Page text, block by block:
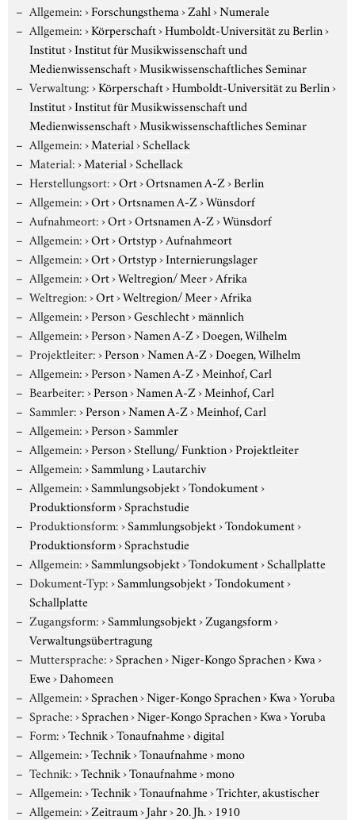
Allgemein:›Forschungsthema›Zahl›Numerale
Allgemein:›Körperschaft›Humboldt-Universität zu Berlin›
Institut›Institut für Musikwissenschaft und
Medienwissenschaft›Musikwissenschaftliches Seminar
Verwaltung:›Körperschaft›Humboldt-Universität zu Berlin›
Institut›Institut für Musikwissenschaft und
Medienwissenschaft›Musikwissenschaftliches Seminar
Allgemein:›Material›Schellack
Material:›Material›Schellack
Herstellungsort:›Ort›Ortsnamen A-Z›Berlin
Allgemein:›Ort›Ortsnamen A-Z›Wünsdorf
Aufnahmeort:›Ort›Ortsnamen A-Z›Wünsdorf
Allgemein:›Ort›Ortstyp›Aufnahmeort
Allgemein:›Ort›Ortstyp›Internierungslager
Allgemein:›Ort›Weltregion/ Meer›Afrika
Weltregion:›Ort›Weltregion/ Meer›Afrika
Allgemein:›Person›Geschlecht›männlich
Allgemein:›Person›Namen A-Z›Doegen, Wilhelm
Projektleiter:›Person›Namen A-Z›Doegen, Wilhelm
Allgemein:›Person›Namen A-Z›Meinhof, Carl
Bearbeiter:›Person›Namen A-Z›Meinhof, Carl
Sammler:›Person›Namen A-Z›Meinhof, Carl
Allgemein:›Person›Sammler
Allgemein:›Person›Stellung/ Funktion›Projektleiter
Allgemein:›Sammlung›Lautarchiv
Allgemein:›Sammlungsobjekt›Tondokument›
Produktionsform›Sprachstudie
Produktionsform:›Sammlungsobjekt›Tondokument›
Produktionsform›Sprachstudie
Allgemein:›Sammlungsobjekt›Tondokument›Schallplatte
Dokument-Typ:›Sammlungsobjekt›Tondokument›
Schallplatte
Zugangsform:›Sammlungsobjekt›Zugangsform›
Verwaltungsübertragung
Muttersprache:›Sprachen›Niger-Kongo Sprachen›Kwa›
Ewe›Dahomeen
Allgemein:›Sprachen›Niger-Kongo Sprachen›Kwa›Yoruba
Sprache:›Sprachen›Niger-Kongo Sprachen›Kwa›Yoruba
Form:›Technik›Tonaufnahme›digital
Allgemein:›Technik›Tonaufnahme›mono
Technik:›Technik›Tonaufnahme›mono
Allgemein:›Technik›Tonaufnahme›Trichter, akustischer
Allgemein:›Zeitraum›Jahr›20. Jh.› 1910